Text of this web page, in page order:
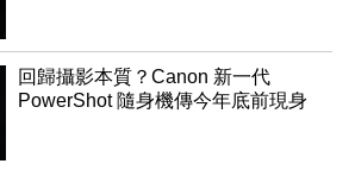
回歸攝影本質？Canon 新一代
PowerShot 隨身機傳今年底前現身